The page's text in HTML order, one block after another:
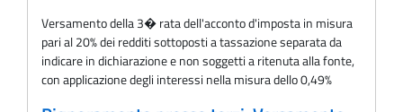
Versamento della 3� rata dell'acconto d'imposta in misura
pari al 20% dei redditi sottoposti a tassazione separata da
indicare in dichiarazione e non soggetti a ritenuta alla fonte,
con applicazione degli interessi nella misura dello 0,49%